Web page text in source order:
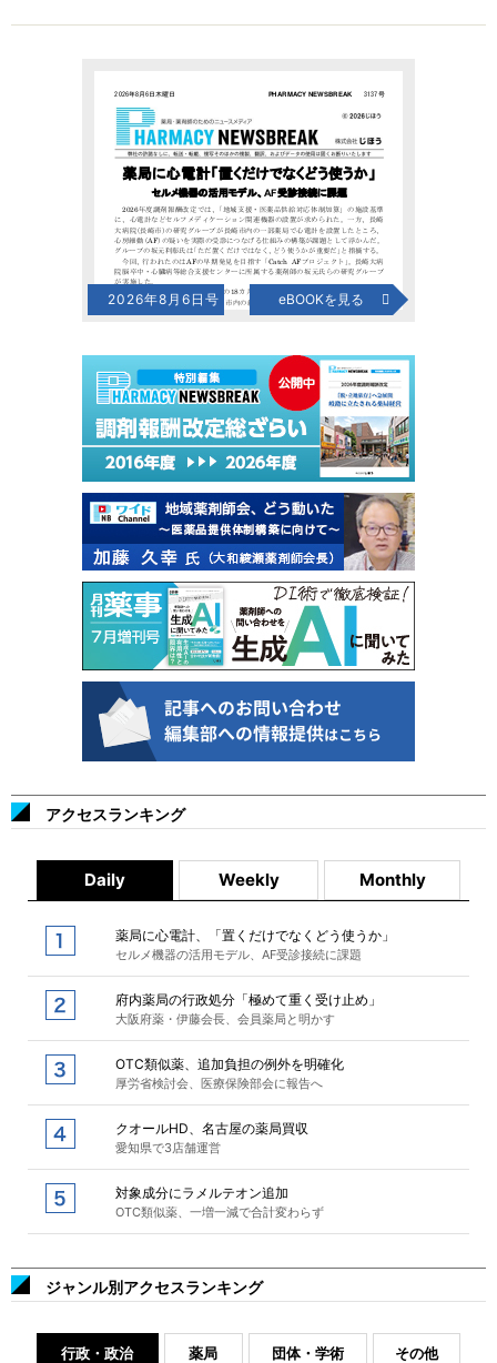
2026年8月6日号 eBOOKを見る
アクセスランキング
Daily Weekly Monthly
薬局に心電計、「置くだけでなくどう使うか」
セルメ機器の活用モデル、AF受診接続に課題
府内薬局の行政処分「極めて重く受け止め」
大阪府薬・伊藤会長、会員薬局と明かす
OTC類似薬、追加負担の例外を明確化
厚労省検討会、医療保険部会に報告へ
クオールHD、名古屋の薬局買収
愛知県で3店舗運営
対象成分にラメルテオン追加
OTC類似薬、一増一減で合計変わらず
ジャンル別アクセスランキング
行政・政治 薬局 団体・学術 その他